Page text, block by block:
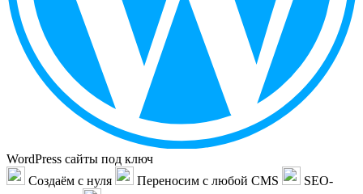
WordPress сайты под ключ
Создаём с нуля
Переносим с любой CMS
SEO-